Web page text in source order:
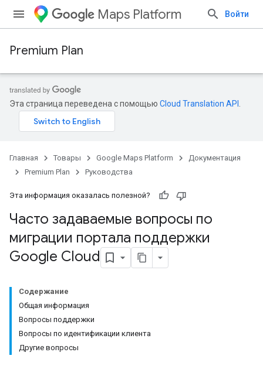
Maps Platform Войти
Premium Plan
Эта страница переведена с помощью Cloud Translation API
Главная Товары Google Maps Platform
Документация
Premium Plan
Руководства
Эта информация оказалась полезной?
Часто задаваемые вопросы по
миграции портала поддержки
Google Cloud
Содержание
Общая информация
Вопросы поддержки
Вопросы по идентификации клиента
Другие вопросы